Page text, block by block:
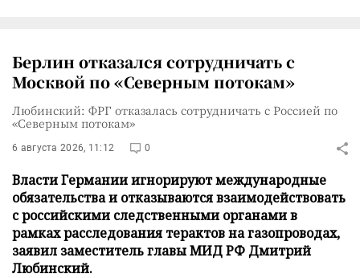
Берлин отказался сотрудничать с
Москвой по «Северным потокам»
Любинский: ФРГ отказалась сотрудничать с Россией по
«Северным потокам»
6 августа 2026, 11:12 0
Власти Германии игнорируют международные
обязательства и отказываются взаимодействовать
с российскими следственными органами в
рамках расследования терактов на газопроводах,
заявил заместитель главы МИД РФ Дмитрий
Любинский.